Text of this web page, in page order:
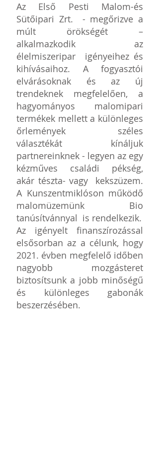
Az Első Pesti Malom-és
Sütőipari Zrt. - megőrizve a
múlt örökségét –
alkalmazkodik az
élelmiszeripar igényeihez és
kihívásaihoz. A fogyasztói
elvárásoknak és az új
trendeknek megfelelően, a
hagyományos malomipari
termékek mellett a különleges
őrlemények széles
választékát kínáljuk
partnereinknek - legyen az egy
kézműves családi pékség,
akár tészta- vagy kekszüzem.
A Kunszentmiklóson működő
malomüzemünk Bio
tanúsítvánnyal is rendelkezik.
Az igényelt finanszírozással
elsősorban az a célunk, hogy
2021. évben megfelelő időben
nagyobb mozgásteret
biztosítsunk a jobb minőségű
és különleges gabonák
beszerzésében.